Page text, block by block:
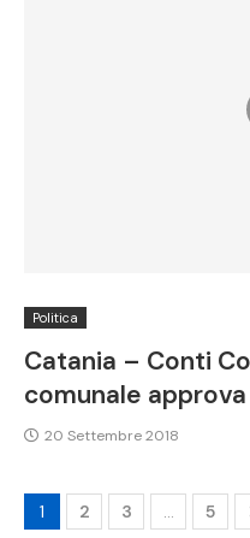
Politica
Catania – Conti
comunale
20 Settembre 2018
1 2 3 … 5